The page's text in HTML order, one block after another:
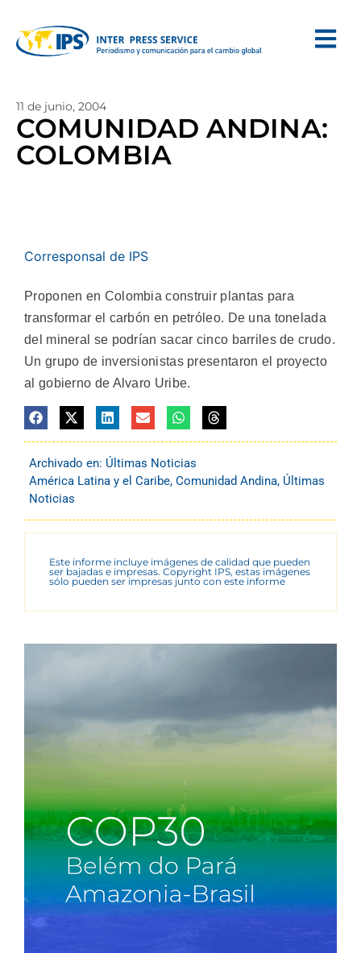
11 de junio, 2004
COMUNIDAD ANDINA:
COLOMBIA
Corresponsal de IPS
Proponen en Colombia construir plantas para
transformar el carbón en petróleo. De una tonelada
del mineral se podrían sacar cinco barriles de crudo.
Un grupo de inversionistas presentaron el proyecto
al gobierno de Alvaro Uribe.
Archivado en: Últimas Noticias
América Latina y el Caribe, Comunidad Andina, Últimas
Noticias
Este informe incluye imágenes de calidad que pueden
ser bajadas e impresas. Copyright IPS, estas imágenes
sólo pueden ser impresas junto con este informe